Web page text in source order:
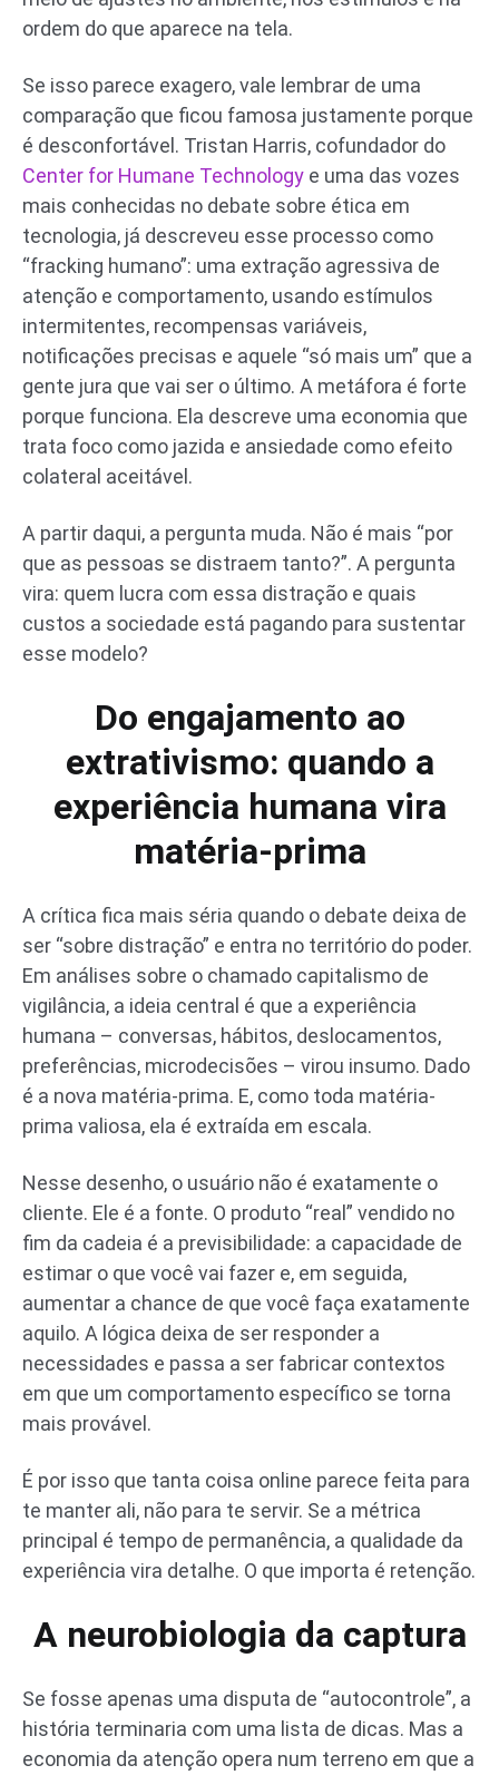
ordem do que aparece na tela.
Se isso parece exagero, vale lembrar de uma
comparação que ficou famosa justamente porque
é desconfortável. Tristan Harris, cofundador do
Center for Humane Technology e uma das vozes
mais conhecidas no debate sobre ética em
tecnologia, já descreveu esse processo como
“fracking humano”: uma extração agressiva de
atenção e comportamento, usando estímulos
intermitentes, recompensas variáveis,
notificações precisas e aquele “só mais um” que a
gente jura que vai ser o último. A metáfora é forte
porque funciona. Ela descreve uma economia que
trata foco como jazida e ansiedade como efeito
colateral aceitável.
A partir daqui, a pergunta muda. Não é mais “por
que as pessoas se distraem tanto?”. A pergunta
vira: quem lucra com essa distração e quais
custos a sociedade está pagando para sustentar
esse modelo?
Do engajamento ao
extrativismo: quando a
experiência humana vira
matéria-prima
A crítica fica mais séria quando o debate deixa de
ser “sobre distração” e entra no território do poder.
Em análises sobre o chamado capitalismo de
vigilância, a ideia central é que a experiência
humana – conversas, hábitos, deslocamentos,
preferências, microdecisões – virou insumo. Dado
é a nova matéria-prima. E, como toda matéria-
prima valiosa, ela é extraída em escala.
Nesse desenho, o usuário não é exatamente o
cliente. Ele é a fonte. O produto “real” vendido no
fim da cadeia é a previsibilidade: a capacidade de
estimar o que você vai fazer e, em seguida,
aumentar a chance de que você faça exatamente
aquilo. A lógica deixa de ser responder a
necessidades e passa a ser fabricar contextos
em que um comportamento específico se torna
mais provável.
É por isso que tanta coisa online parece feita para
te manter ali, não para te servir. Se a métrica
principal é tempo de permanência, a qualidade da
experiência vira detalhe. O que importa é retenção.
A neurobiologia da captura
Se fosse apenas uma disputa de “autocontrole”, a
história terminaria com uma lista de dicas. Mas a
economia da atenção opera num terreno em que a